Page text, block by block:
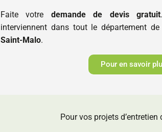
Faite votre demande de devis gratuit
interviennent dans tout le département de
Saint-Malo.
Pour en savoir
Pour vos projets